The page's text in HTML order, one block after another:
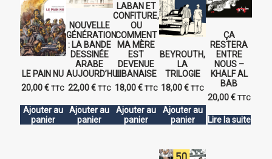
LE PAIN NU
20,00€ TTC
Ajouter au
panier
NOUVELLE
GÉNÉRATION
: LA BANDE
DESSINÉE
ARABE
AUJOURD’HUI.
22,00€ TTC
Ajouter au
panier
LABAN ET
CONFITURE,
OU
COMMENT
MA MÈRE
EST
DEVENUE
LIBANAISE
18,00€ TTC
Ajouter au
panier
BEYROUTH,
LA
TRILOGIE
18,00€ TTC
Ajouter au
panier
ÇA
RESTERA
ENTRE
NOUS –
KHALF AL
BAB
20,00€ TTC
Lire la suite